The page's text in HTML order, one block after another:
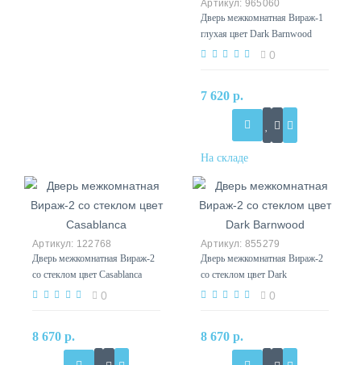
965060
Дверь межкомнатная Вираж-1
глухая цвет Dark Barnwood
0
7 620 р.
122768
Дверь межкомнатная Вираж-2
со стеклом цвет Casablanca
0
8 670 р.
855279
Дверь межкомнатная Вираж-2
со стеклом цвет Dark
Barnwood
0
8 670 р.